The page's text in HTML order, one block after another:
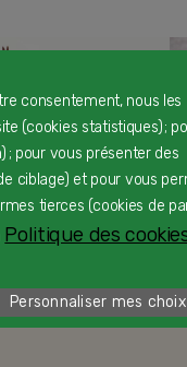
consentement, nous les
(cookies statistiques) ;
; pour vous présenter des
ciblage) et pour vous
tierces (cookies de
Politique des
Personnaliser mes choix